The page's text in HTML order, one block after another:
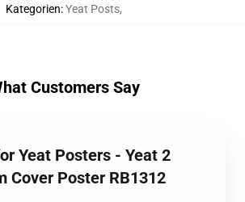
Kategorien:Yeat Posts,
Customers Say
Yeat Posters - Yeat 2
Cover Poster RB1312